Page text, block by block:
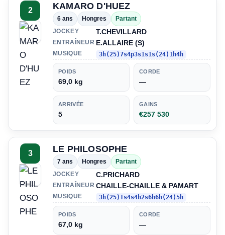
2 KAMARO D'HUEZ
6 ans Hongres
Partant
JOCKEY
T.CHEVILLARD
ENTRAÎNEUR E.ALLAIRE (S)
MUSIQUE 3h(25)7s4p3s1s1s(24)1h4h
POIDS
69,0 kg
CORDE
—
ARRIVÉE
5
GAINS
€257 530
3 LE PHILOSOPHE
7 ans Hongres
Partant
JOCKEY
C.PRICHARD
ENTRAÎNEUR CHAILLE-CHAILLE & PAMART
MUSIQUE 3h(25)Ts4s4h2s6h6h(24)5h
POIDS
67,0 kg
CORDE
—